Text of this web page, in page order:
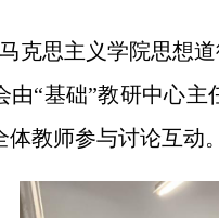
克思主义学院思想
由“基础”教研中心
教师参与讨论互动。